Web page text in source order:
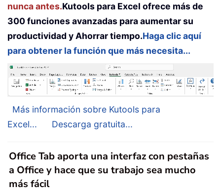
nunca antes.Kutools para Excel ofrece más de
300 funciones avanzadas para aumentar su
productividad y Ahorrar tiempo.Haga clic aquí
para obtener la función que más necesita...
Más información sobre Kutools para
Excel...
Descarga gratuita...
Office Tab aporta una interfaz con pestañas
a Office y hace que su trabajo sea mucho
más fácil